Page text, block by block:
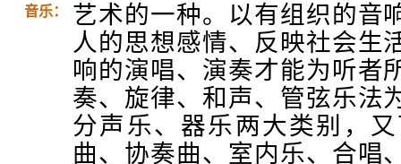
音乐：
艺术的一种。以有组织的音
人的思想感情、反映社会生
响的演唱、演奏才能为听者
奏、旋律、和声、管弦乐法
分声乐、器乐两大类别，
曲、协奏曲、室内乐、合唱